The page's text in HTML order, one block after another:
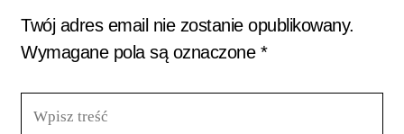
Twój adres email nie zostanie opublikowany.
Wymagane pola są oznaczone *
treść